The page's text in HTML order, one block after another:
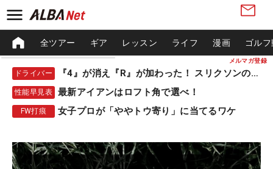
メルマガ登録
全ツアー ギア レッスン ライフ 漫画 ゴル
ドライバー 『4』が消え『R』が加わった！ スリクソンの新作
性能早見表 最新アイアンはロフト角で選べ！
FW打痕 女子プロが「ややトウ寄り」に当てるワケ